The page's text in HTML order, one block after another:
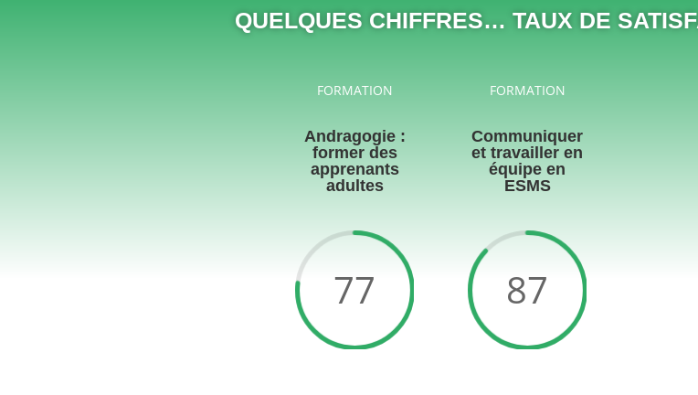
QUELQUES CHIFFRES… TAUX DE
FORMATION
Andragogie :
former des
apprenants
adultes
77
FORMATION
Communiquer
et travailler en
équipe en
ESMS
87